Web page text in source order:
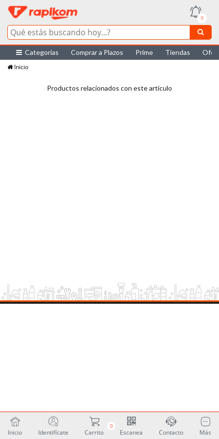
0
Categorías Comprar a Plazos Prime Tiendas
Inicio
Productos relacionados con este artículo
Inicio Identifícate
0
Carrito Escanea Contacto Más